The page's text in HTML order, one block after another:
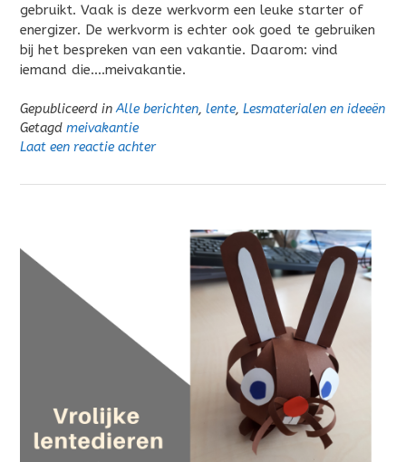
gebruikt. Vaak is deze werkvorm een leuke starter of
energizer. De werkvorm is echter ook goed te gebruiken
bij het bespreken van een vakantie. Daarom: vind
iemand die….meivakantie.
Gepubliceerd inAlle berichten, lente, Lesmaterialen en ideeën
Getagd meivakantie
Laat een reactie achter